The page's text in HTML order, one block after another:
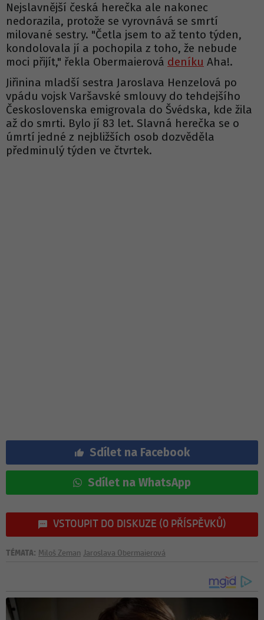
Nejslavnější česká herečka ale nakonec
nedorazila, protože se vyrovnává se smrtí
milované sestry. "Četla jsem to až tento týden,
kondolovala jí a pochopila z toho, že nebude
moci přijít," řekla Obermaierová deníku Aha!.
Jiřinina mladší sestra Jaroslava Henzelová po
vpádu vojsk Varšavské smlouvy do tehdejšího
Československa emigrovala do Švédska, kde žila
až do smrti. Bylo jí 83 let. Slavná herečka se o
úmrtí jedné z nejbližších osob dozvěděla
předminulý týden ve čtvrtek.
Sdílet na Facebook
Sdílet na WhatsApp
VSTOUPIT DO DISKUZE (0 PŘÍSPĚVKŮ)
TÉMATA: Miloš Zeman Jaroslava Obermaierová